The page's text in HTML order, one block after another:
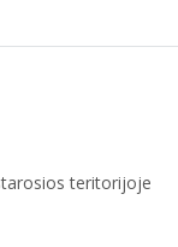
teritorijoje